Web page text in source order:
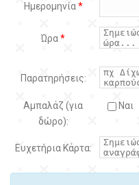
Ημερομηνία*
Ώρα*
Παρατηρήσεις:
Αμπαλάζ (για
δώρο):
Ναι
Ευχετήρια Κάρτα: